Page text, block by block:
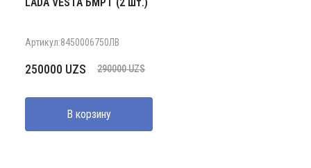
Артикул:8450006750ЛВ
290000UZS
Первоначальная
составляла
290000 UZS.
250000 UZS
Текущая
250000 UZS.
В корзину